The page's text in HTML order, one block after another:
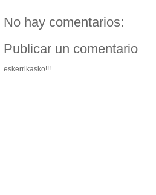
No hay comentarios:
Publicar un comentario
eskerrikasko!!!